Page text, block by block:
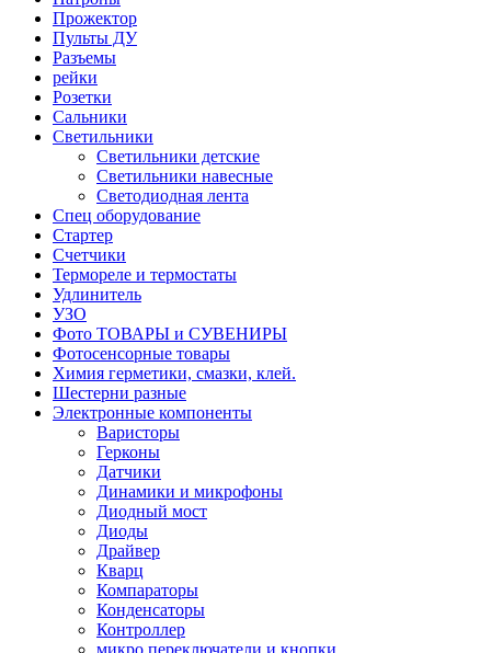
Прожектор
Пульты ДУ
Разъемы
рейки
Розетки
Сальники
Светильники
Светильники детские
Светильники навесные
Светодиодная лента
Спец оборудование
Стартер
Счетчики
Термореле и термостаты
Удлинитель
УЗО
Фото ТОВАРЫ и СУВЕНИРЫ
Фотосенсорные товары
Химия герметики, смазки, клей.
Шестерни разные
Электронные компоненты
Варисторы
Герконы
Датчики
Динамики и микрофоны
Диодный мост
Диоды
Драйвер
Кварц
Компараторы
Конденсаторы
Контроллер
микро переключатели и кнопки